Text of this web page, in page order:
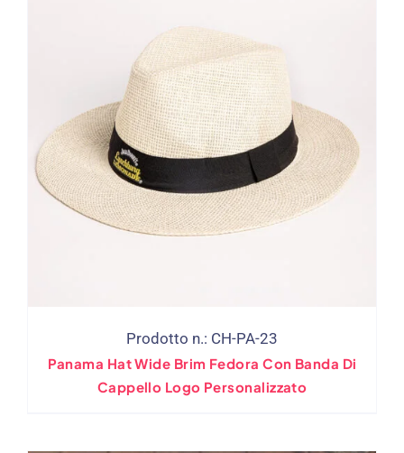
Prodotto n.: CH-PA-23
Panama Hat Wide Brim Fedora Con Banda Di
Cappello Logo Personalizzato